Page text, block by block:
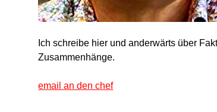
Ich schreibe hier und anderwärts über
Zusammenhänge.
email an den chef